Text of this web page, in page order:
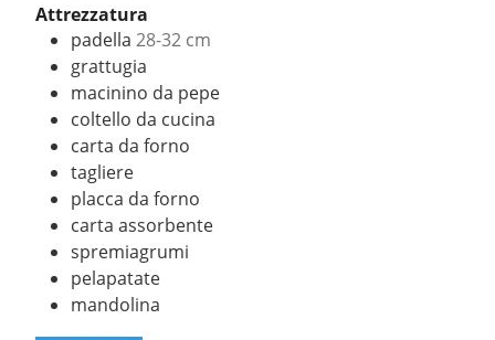
Attrezzatura
padella 28-32 cm
grattugia
macinino da pepe
coltello da cucina
carta da forno
tagliere
placca da forno
carta assorbente
spremiagrumi
pelapatate
mandolina